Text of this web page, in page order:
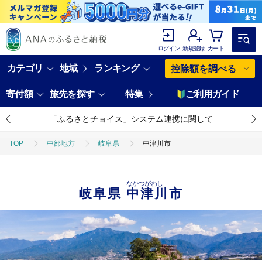
ログイン 新規登録 カート
カテゴリ 地域 ランキング 控除額を調べる
寄付額 旅先を探す 特集 ご利用ガイド
「ふるさとチョイス」システム連携に関して
TOP 中部地方 岐阜県 中津川市
岐阜県 中津川市
なかつがわし